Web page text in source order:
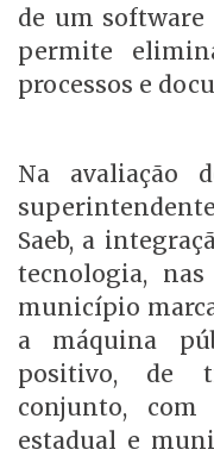
de um
permite
processos e
Na avaliação
Saeb, a
tecnologia,
município
a máquina
positivo, de
conjunto,
estadual e